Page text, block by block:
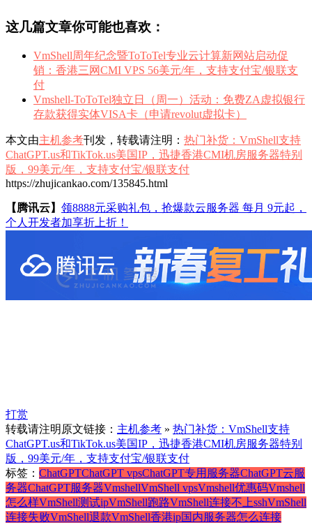
这几篇文章你可能也喜欢：
VmShell周年纪念暨ToToTel专业云计算新网站启动促
销：香港三网CMI VPS 56美元/年，支持支付宝/银联支
付
Vmshell-ToToTel独立日（周一）活动：免费ZA虚拟银行
存款获得实体VISA卡（申请revolut虚拟卡）
本文由主机参考刊发，转载请注明： 热门补货：VmShell支持
ChatGPT.us和TikTok.us美国IP，迅捷香港CMI机房服务器特别
版，99美元/年，支持支付宝/银联支付
https://zhujicankao.com/135845.html
【腾讯云】 领8888元采购礼包，抢爆款云服务器 每月 9元起，
个人开发者加享折上折！
打赏
转载请注明原文链接： 主机参考 » 热门补货：VmShell支持
ChatGPT.us和TikTok.us美国IP，迅捷香港CMI机房服务器特别
版，99美元/年，支持支付宝/银联支付
标签： ChatGPTChatGPT vpsChatGPT专用服务器ChatGPT云服
务器ChatGPT服务器VmshellVmShell vpsVmshell优惠码Vmshell
怎么样VmShell测试ipVmShell跑路VmShell连接不上sshVmShell
连接失败VmShell退款VmShell香港ip国内服务器怎么连接